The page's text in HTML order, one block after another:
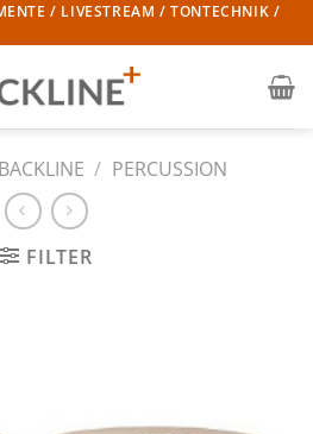
/ LIVESTREAM / TONTECHNIK /
BACKLINE / PERCUSSION
FILTER